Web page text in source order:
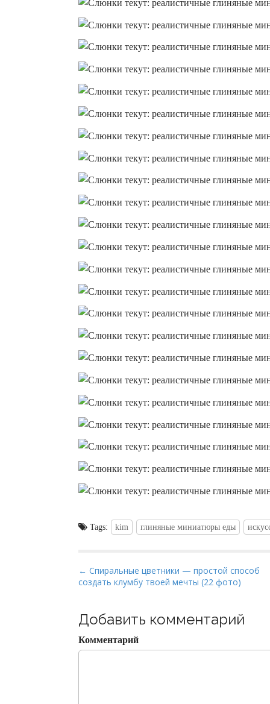
Tags: kim глиняные миниатюры еды
P
o
t
n
a
← Cпиральные цветники — простой способ
создать клумбу твоей мечты (22 фото)
Добавить комментарий
Комментарий